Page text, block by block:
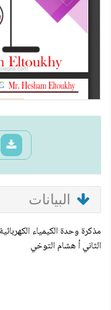
البيانات
مذكرة وحدة الكيمياء
الثاني أ هشام التوخي